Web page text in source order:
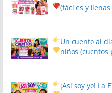
(fáciles y
Un cuento al
niños(cuentos
¡Así soy yo! La